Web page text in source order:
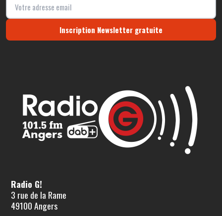
Inscription Newsletter gratuite
Radio G!
3 rue de la Rame
49100 Angers